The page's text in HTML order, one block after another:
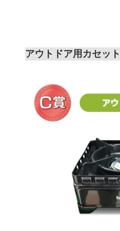
アウトドア用カセッ